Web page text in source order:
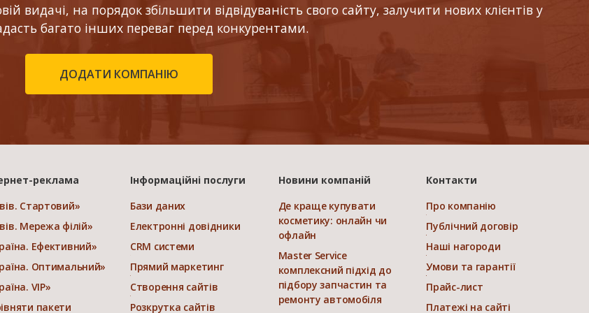
на порядок збільшити відвідуваність свого сайту, залучити нових клієнтів у
багато інших переваг перед конкурентами.
ДОДАТИ КОМПАНІЮ
реклама
Стартовий»
Мережа філій»
Ефективний»
Оптимальний»
VIP»
пакети
Інформаційні послуги
Бази даних
Електронні довідники
CRM системи
Прямий маркетинг
Створення сайтів
Розкрутка сайтів
Новини компаній
Де краще купувати
косметику: онлайн чи
офлайн
Master Service
комплексний підхід до
підбору запчастин та
ремонту автомобіля
Контакти
Про компанію
Публічний договір
Наші нагороди
Умови та гарантії
Прайс-лист
Платежі на сайті